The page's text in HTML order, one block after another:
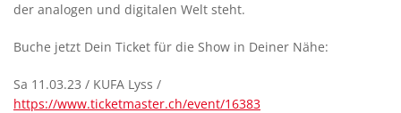
der analogen und digitalen Welt steht.
Buche jetzt Dein Ticket für die Show in Deiner Nähe:
Sa 11.03.23 / KUFA Lyss /
https://www.ticketmaster.ch/event/16383